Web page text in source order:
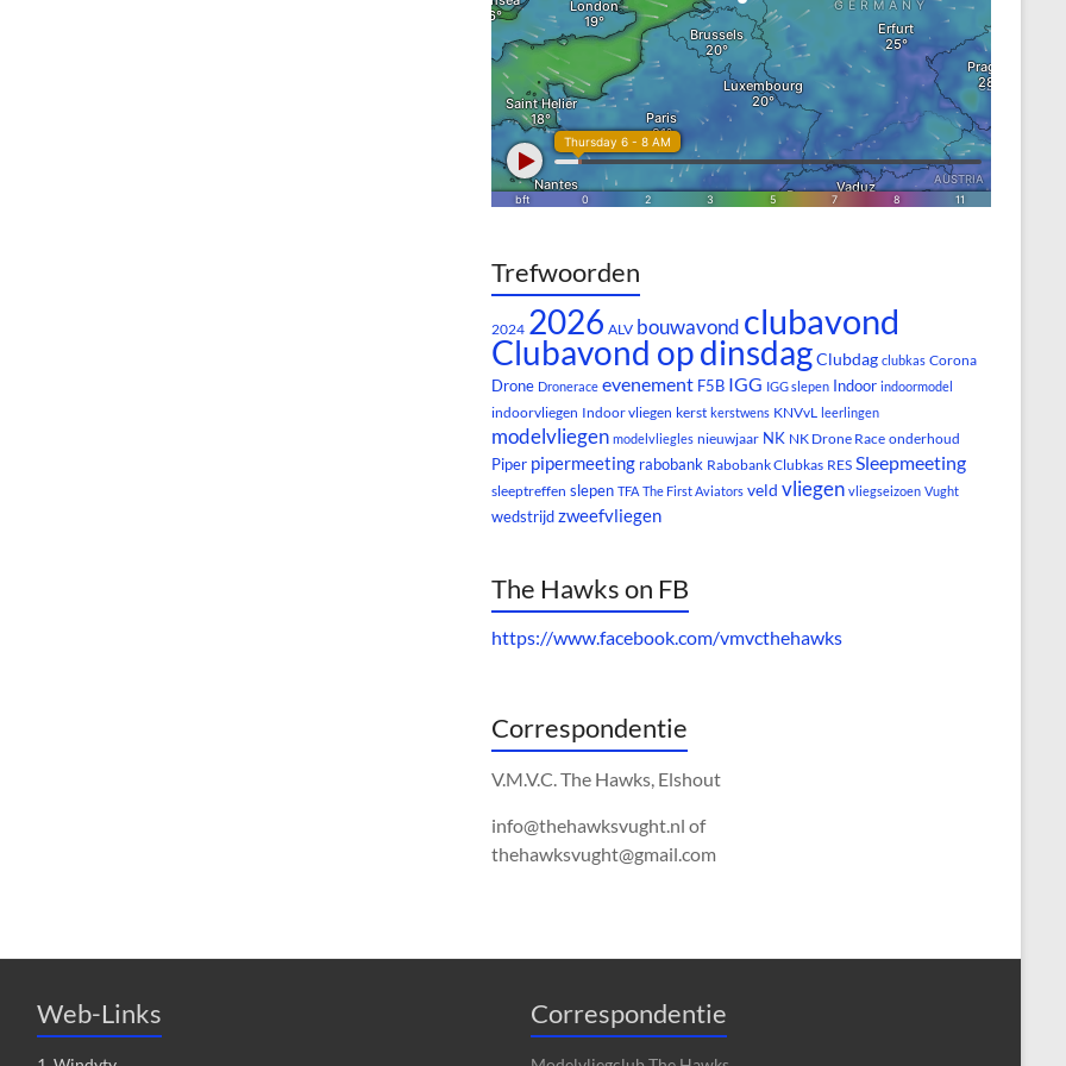
Trefwoorden
2024 2026 ALV bouwavond clubavond
Clubavond op dinsdagClubdag clubkas Corona
Drone Dronerace evenement F5B IGG IGG slepen Indoor indoormodel
indoorvliegen Indoor vliegen kerst kerstwens KNVvL leerlingen
modelvliegen modelvliegles nieuwjaar NK NK Drone Race onderhoud
Piper pipermeeting rabobank Rabobank Clubkas RES Sleepmeeting
sleeptreffen slepen TFA The First Aviators veld vliegen vliegseizoen Vught
wedstrijdzweefvliegen
The Hawks on FB
https://www.facebook.com/vmvcthehawks
Correspondentie
V.M.V.C. The Hawks, Elshout
info@thehawksvught.nl of
thehawksvught@gmail.com
Web-Links Correspondentie